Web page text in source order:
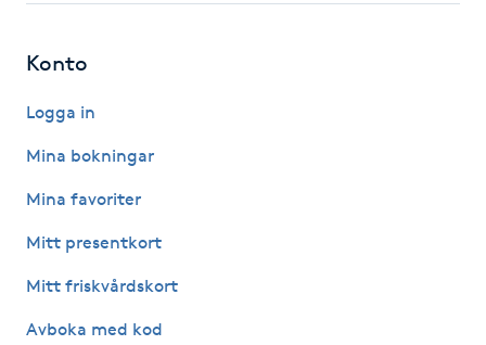
Föning
Gel naglar
Gelenaglar
Konto
Logga in
Mina bokningar
Mina favoriter
Mitt presentkort
Mitt friskvårdskort
Avboka med kod